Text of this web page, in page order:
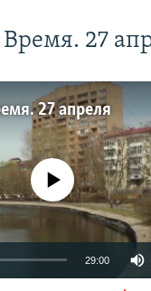
27
27 апреля
source currently
29:00